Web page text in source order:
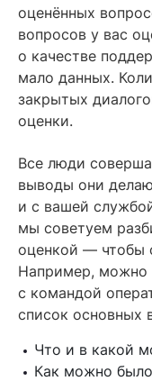
оценённых
вопросов у вас
о качестве
мало данных.
закрытых
оценки.
Все люди
выводы они
и с вашей
мы советуем
оценкой — чтобы
Например, можно
с командой
список основных
Что и в какой
Как можно